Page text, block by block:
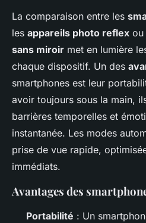
La comparaison entre les
les appareils photo reflex ou
sans miroir met en lumière
chaque dispositif. Un des
smartphones est leur
avoir toujours sous la main,
barrières temporelles et
instantanée. Les modes
prise de vue rapide,
immédiats.
Avantages des
Portabilité : Un